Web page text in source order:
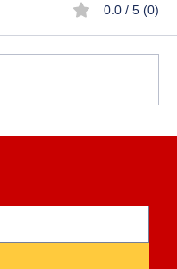
0.0 / 5 (0)